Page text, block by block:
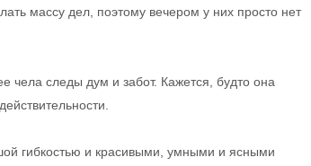
массу дел, поэтому вечером у них просто нет
чела следы дум и забот. Кажется, будто она
гибкостью и красивыми, умными и ясными